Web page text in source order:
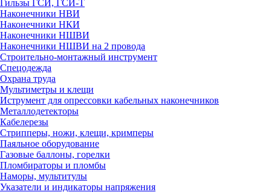
Гильзы ГСИ, ГСИ-Т
Наконечники НВИ
Наконечники НКИ
Наконечники НШВИ
Наконечники НШВИ на 2 провода
Строительно-монтажный инструмент
Спецодежда
Охрана труда
Мультиметры и клещи
Иструмент для опрессовки кабельных наконечников
Металлодетекторы
Кабелерезы
Стрипперы, ножи, клещи, кримперы
Паяльное оборудование
Газовые баллоны, горелки
Пломбираторы и пломбы
Наморы, мультитулы
Указатели и индикаторы напряжения